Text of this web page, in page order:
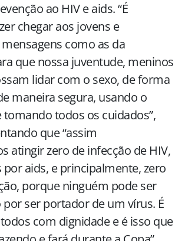
ao HIV e aids. “É
chegar aos jovens e
como as da
que nossa juventude, meninos
lidar com o sexo, de forma
maneira segura, usando o
tomando todos os cuidados”,
que “assim
atingir zero de infecção de HIV,
aids, e principalmente, zero
porque ninguém pode ser
ser portador de um vírus. É
com dignidade e é isso que